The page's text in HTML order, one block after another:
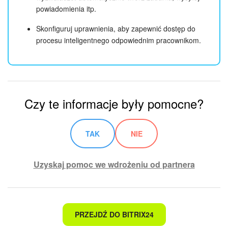
powiadomienia itp.
Skonfiguruj uprawnienia, aby zapewnić dostęp do
procesu inteligentnego odpowiednim pracownikom.
Czy te informacje były pomocne?
TAK NIE
Uzyskaj pomoc we wdrożeniu od partnera
To nie jest to, czego szukam
PRZEJDŹ DO BITRIX24